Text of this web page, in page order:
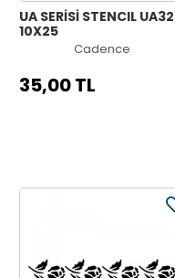
UA SERİSİ STENCIL UA32
10X25
Cadence
35,00 TL